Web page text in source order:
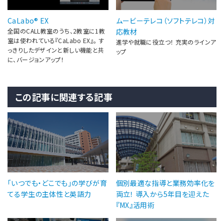
CaLabo® EX
全国のCALL教室のうち、2教室に1教
室は使われている『CaLabo EX』。 す
っきりしたデザインと新しい機能と共
に、バージョンアップ！
ムービーテレコ（ソフトテレコ）対
応教材
進学や就職に役立つ！ 充実のラインア
ップ
この記事に関連する記事
「いつでも・どこでも」の学びが育
てる学生の主体性と英語力
個別最適な指導と業務効率化を
両立！ 導入から5年目を迎えた
『MX』活用術